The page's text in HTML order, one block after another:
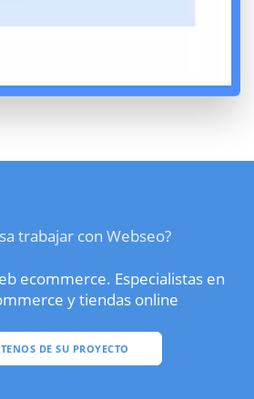
trabajar con Webseo?
ecommerce. Especialistas en
y tiendas online
DE SU PROYECTO